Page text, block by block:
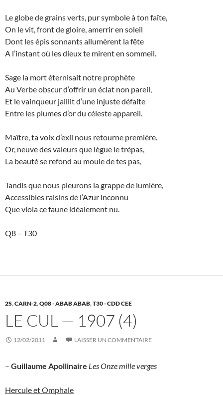
Le globe de grains verts, pur symbole à ton faîte,
On le vit, front de gloire, amerrir en soleil
Dont les épis sonnants allumèrent la fête
A l’instant où les dieux te mirent en sommeil.
Sage la mort éternisait notre prophète
Au Verbe obscur d’offrir un éclat non pareil,
Et le vainqueur jaillit d’une injuste défaite
Entre les plumes d’or du céleste appareil.
Maître, ta voix d’exil nous retourne première.
Or, neuve des valeurs que lègue le trépas,
La beauté se refond au moule de tes pas,
Tandis que nous pleurons la grappe de lumière,
Accessibles raisins de l’Azur inconnu
Que viola ce faune idéalement nu.
Q8 – T30
2S,CARN-2,Q08 - ABAB ABAB,T30 - CDD CEE
LE CUL — 1907 (4)
12/02/2011 LAISSER UN COMMENTAIRE
– Guillaume Apollinaire Les Onze mille verges
Hercule et Omphale